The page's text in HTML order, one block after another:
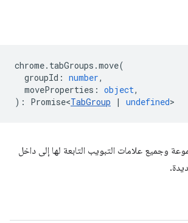
chrome. tabGroups .move(
groupId : number,
moveProperties : object,
) : Promise<TabGroup | undefined>
وجميع علامات التبويب التابعة لها إلى داخل